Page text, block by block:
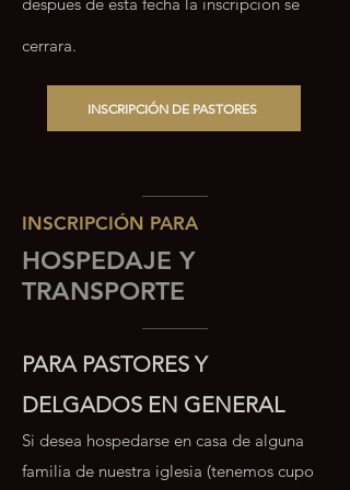
cerrara.
INSCRIPCIÓN DE PASTORES
INSCRIPCIÓN PARA
HOSPEDAJE Y
TRANSPORTE
PARA PASTORES Y
DELGADOS EN GENERAL
Si desea hospedarse en casa de alguna
familia de nuestra iglesia (tenemos cupo